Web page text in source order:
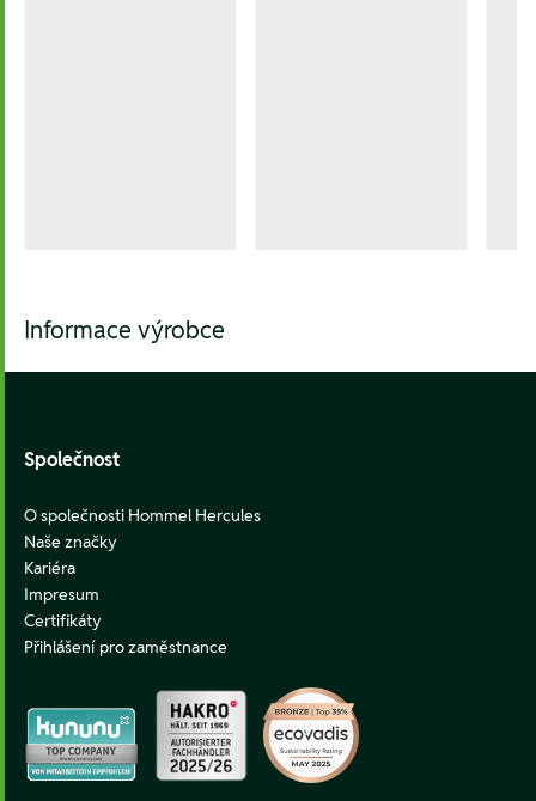
Informace výrobce
Společnost
O společnosti Hommel Hercules
Naše značky
Kariéra
Impresum
Certifikáty
Přihlášení pro zaměstnance